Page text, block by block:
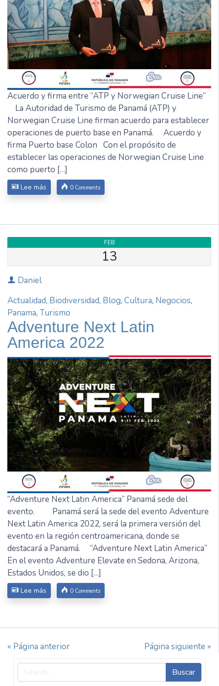
Acuerdo y firma entre “ATP y Norwegian Cruise Line”
La Autoridad de Turismo de Panamá (ATP) y
Norwegian Cruise Line firman acuerdo para establecer
operaciones de puerto base en Panamá. Acuerdo y
firma Puerto base Colon Con el propósito de
establecer las operaciones de Norwegian Cruise Line
como puerto […]
Lee más 0 Comments
FEB
13
Daniel
Actualidad, Biodiversidad, Blog, Cultura, Negocios,
Panama, Turismo
Adventure Next Latin
America 2022
“Adventure Next Latin America” Panamá sede del
evento. Panamá será la sede del evento Adventure
Next Latin America 2022, será la primera versión del
evento en la región centroamericana, donde se
destacará a Panamá. “Adventure Next Latin America”
En el evento Adventure Elevate en Sedona, Arizona,
Estados Unidos, se dio […]
Lee más 0 Comments
« Página anterior Página siguiente »
Buscar